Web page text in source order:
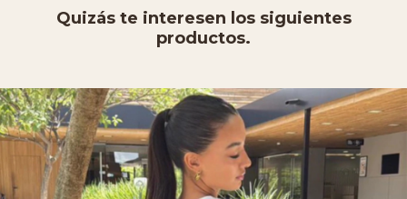
Quizás te interesen los siguientes
productos.